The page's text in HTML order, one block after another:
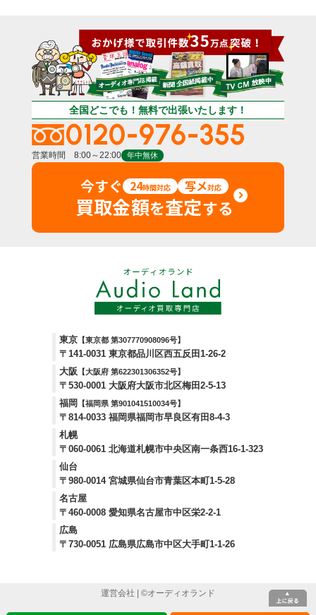
全国どこでも！無料で出張いたします！
0120-976-355
営業時間 8:00～22:00 年中無休
今すぐ 24時間対応 写メ対応
買取金額を査定する
東京 【東京都 第307770908096号】
〒141-0031 東京都品川区西五反田1-26-2
大阪
【大阪府 第622301306352号】
〒530-0001 大阪府大阪市北区梅田2-5-13
福岡
【福岡県 第901041510034号】
〒814-0033 福岡県福岡市早良区有田8-4-3
札幌
〒060-0061 北海道札幌市中央区南一条西16-1-323
仙台
〒980-0014 宮城県仙台市青葉区本町1-5-28
名古屋
〒460-0008 愛知県名古屋市中区栄2-2-1
広島
〒730-0051 広島県広島市中区大手町1-1-26
運営会社 | ©オーディオランド